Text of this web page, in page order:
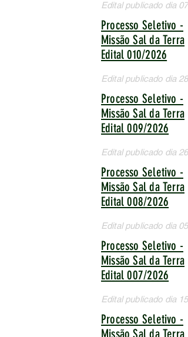
Edital publicado dia
Processo Seletivo -
Missão Sal da Terra
Edital 010/2026
Edital publicado dia
Processo Seletivo -
Missão Sal da Terra
Edital 009/2026
Edital publicado dia
Processo Seletivo -
Missão Sal da Terra
Edital 008/2026
Edital publicado dia
Processo Seletivo -
Missão Sal da Terra
Edital 007/2026
Edital publicado dia
Processo Seletivo -
Missão Sal da Terra